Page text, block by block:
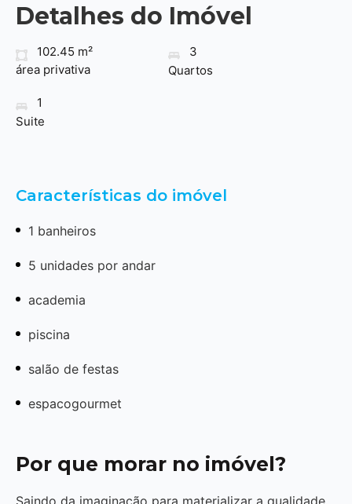
Detalhes do Imóvel
102.45 m²
área privativa
3
Quartos
1
Suite
Características do imóvel
1 banheiros
5 unidades por andar
academia
piscina
salão de festas
espacogourmet
Por que morar no imóvel?
Saindo da imaginação para materializar a qualidade